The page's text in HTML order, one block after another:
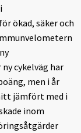
ökad, säker och
cykelväg har
men i år
jämfört med i
inom